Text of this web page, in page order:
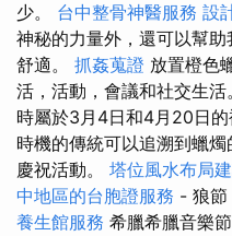
少。 台中整骨神醫服務 設
神秘的力量外，還可以幫
舒適。 抓姦蒐證 放置橙色
活，活動，會議和社交生
時屬於3月4日和4月20日的
時機的傳統可以追溯到蠟
慶祝活動。 塔位風水布局
中地區的台胞證服務 - 狼節
養生館服務 希臘希臘音樂節